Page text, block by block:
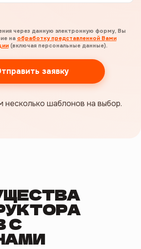
через данную электронную форму, Вы
на обработку представленной Вами
(включая персональные данные).
заявку
шаблонов на выбор.
С